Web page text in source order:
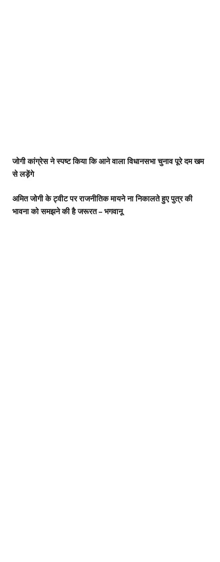
जोगी कांग्रेस ने स्पष्ट किया कि आने वाला विधानसभा चुनाव पूरे दम खम
से लड़ेंगे
अमित जोगी के ट्वीट पर राजनीतिक मायने ना निकालते हुए पुत्र की
भावना को समझने की है जरूरत – भगवानू